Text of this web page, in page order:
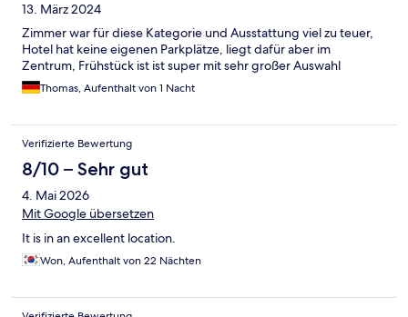
13. März 2024
Zimmer war für diese Kategorie und Ausstattung viel zu teuer,
Hotel hat keine eigenen Parkplätze, liegt dafür aber im
Zentrum, Frühstück ist ist super mit sehr großer Auswahl
Thomas, Aufenthalt von 1 Nacht
Verifizierte Bewertung
8/10 – Sehr gut
4. Mai 2026
Mit Google übersetzen
It is in an excellent location.
Won, Aufenthalt von 22 Nächten